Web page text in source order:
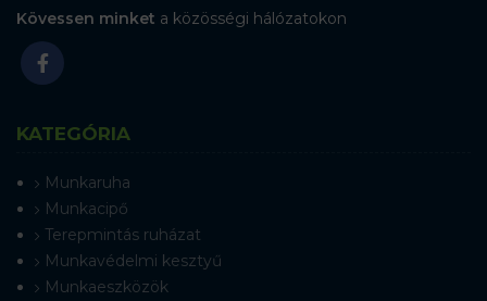
Kövessen minket a közösségi hálózatokon
KATEGÓRIA
Munkaruha
Munkacipő
Terepmintás ruházat
Munkavédelmi kesztyű
Munkaeszközök